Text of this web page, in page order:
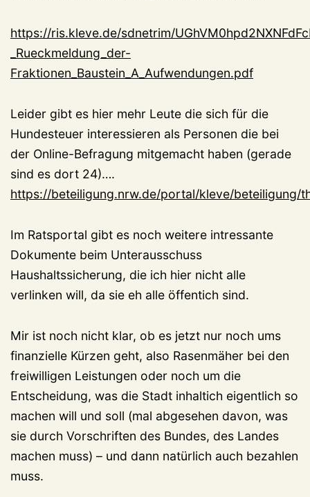
https://ris.kleve.de/sdnetrim/
_Rueckmeldung_der-
Fraktionen_Baustein_A_Aufwendungen.pdf
Leider gibt es hier mehr Leute die sich für die
Hundesteuer interessieren als Personen die bei
der Online-Befragung mitgemacht haben (gerade
sind es dort 24)….
https://beteiligung.nrw.de/portal/kleve/beteiligung/
Im Ratsportal gibt es noch weitere intressante
Dokumente beim Unterausschuss
Haushaltssicherung, die ich hier nicht alle
verlinken will, da sie eh alle öffentich sind.
Mir ist noch nicht klar, ob es jetzt nur noch ums
finanzielle Kürzen geht, also Rasenmäher bei den
freiwilligen Leistungen oder noch um die
Entscheidung, was die Stadt inhaltich eigentlich so
machen will und soll (mal abgesehen davon, was
sie durch Vorschriften des Bundes, des Landes
machen muss) – und dann natürlich auch bezahlen
muss.